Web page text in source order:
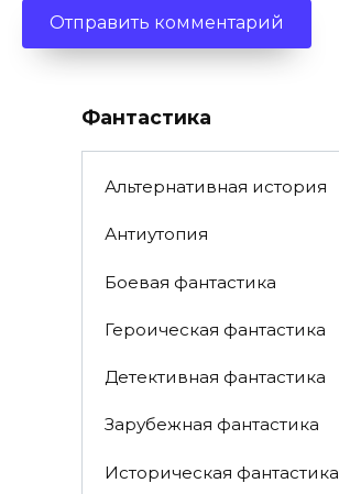
Фантастика
Альтернативная история
Антиутопия
Боевая фантастика
Героическая фантастика
Детективная фантастика
Зарубежная фантастика
Историческая фантастика